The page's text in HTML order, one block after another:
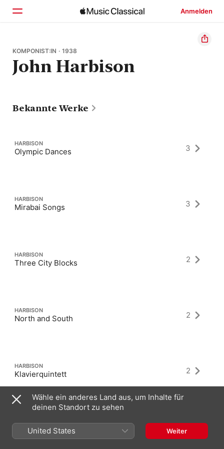
Anmelden
Startseite
Entdecken
KOMPONIST:IN · 1938
John Harbison
Bekannte Werke
HARBISON
Olympic Dances 3
HARBISON
Mirabai Songs 3
HARBISON
Three City Blocks 2
HARBISON
North and South 2
HARBISON
Klavierquintett 2
Wähle ein anderes Land aus, um Inhalte für
deinen Standort zu sehen
United States Weiter